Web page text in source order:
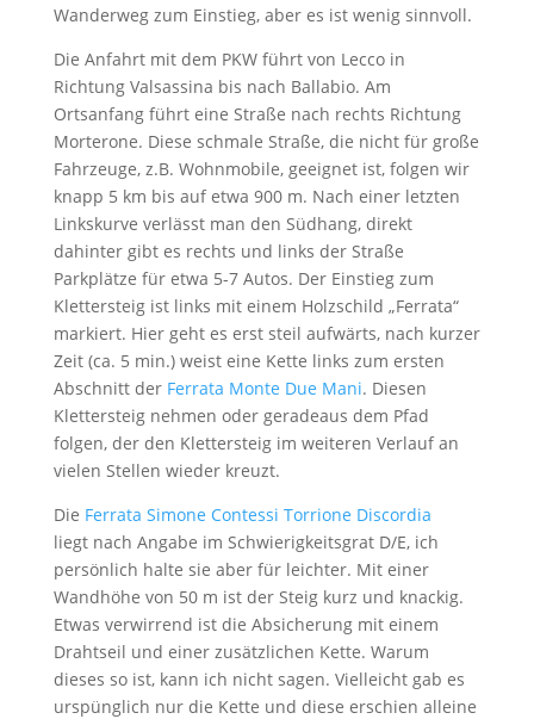
Wanderweg zum Einstieg, aber es ist wenig sinnvoll.
Die Anfahrt mit dem PKW führt von Lecco in
Richtung Valsassina bis nach Ballabio. Am
Ortsanfang führt eine Straße nach rechts Richtung
Morterone. Diese schmale Straße, die nicht für große
Fahrzeuge, z.B. Wohnmobile, geeignet ist, folgen wir
knapp 5 km bis auf etwa 900 m. Nach einer letzten
Linkskurve verlässt man den Südhang, direkt
dahinter gibt es rechts und links der Straße
Parkplätze für etwa 5-7 Autos. Der Einstieg zum
Klettersteig ist links mit einem Holzschild „Ferrata“
markiert. Hier geht es erst steil aufwärts, nach kurzer
Zeit (ca. 5 min.) weist eine Kette links zum ersten
Abschnitt der Ferrata Monte Due Mani. Diesen
Klettersteig nehmen oder geradeaus dem Pfad
folgen, der den Klettersteig im weiteren Verlauf an
vielen Stellen wieder kreuzt.
Die Ferrata Simone Contessi Torrione Discordia
liegt nach Angabe im Schwierigkeitsgrat D/E, ich
persönlich halte sie aber für leichter. Mit einer
Wandhöhe von 50 m ist der Steig kurz und knackig.
Etwas verwirrend ist die Absicherung mit einem
Drahtseil und einer zusätzlichen Kette. Warum
dieses so ist, kann ich nicht sagen. Vielleicht gab es
urspünglich nur die Kette und diese erschien alleine